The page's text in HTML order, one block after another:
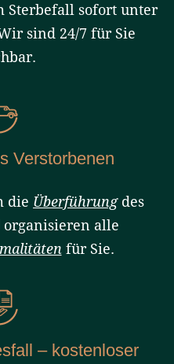
Sterbefall sofort unter
sind 24/7 für Sie
Verstorbenen
die Überführungdes
alle
für Sie.
– kostenloser